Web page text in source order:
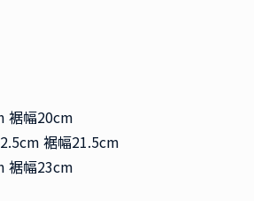
裾幅20cm
裾幅21.5cm
裾幅23cm